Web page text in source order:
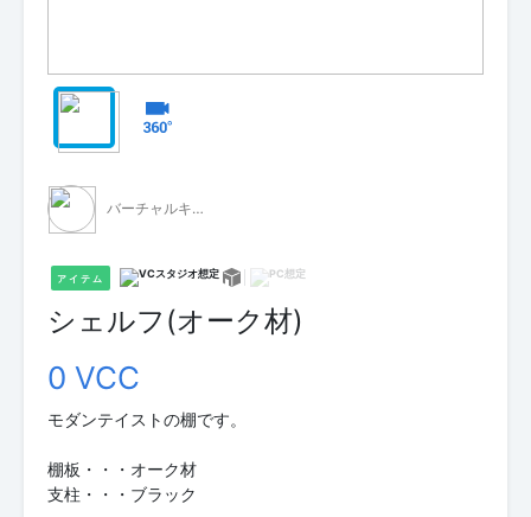
バーチャルキャスト公式 素材配布
アイテム
シェルフ(オーク材)
0 VCC
モダンテイストの棚です。
棚板・・・オーク材
支柱・・・ブラック